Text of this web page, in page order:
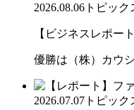
2026.08.06 トピック
【ビジネスレポー
優勝は（株）カウ
2026.07.07 トピック